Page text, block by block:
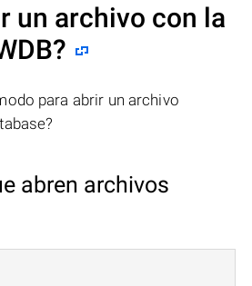
un archivo con la
para abrir un archivo
abren archivos